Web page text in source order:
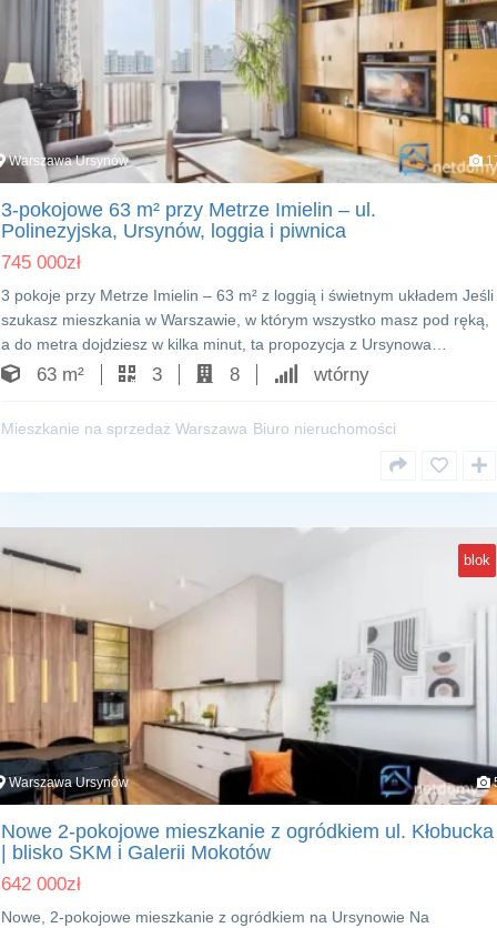
Warszawa Ursynów
3-pokojowe 63 m² przy Metrze Imielin – ul.
Polinezyjska, Ursynów, loggia i piwnica
745 000zł
3 pokoje przy Metrze Imielin – 63 m² z loggią i świetnym układem Jeśli
szukasz mieszkania w Warszawie, w którym wszystko masz pod ręką,
a do metra dojdziesz w kilka minut, ta propozycja z Ursynowa…
63 m² 3 8 wtórny
Mieszkanie na sprzedaż Warszawa Biuro nieruchomości
blok
Warszawa Ursynów
Nowe 2‑pokojowe mieszkanie z ogródkiem ul. Kłobucka
| blisko SKM i Galerii Mokotów
642 000zł
Nowe, 2‑pokojowe mieszkanie z ogródkiem na Ursynowie Na